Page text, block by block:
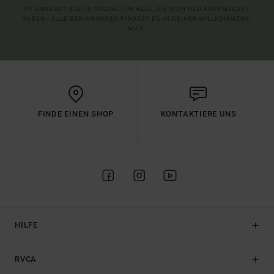
FINDE EINEN SHOP KONTAKTIERE UNS
HILFE
RVCA